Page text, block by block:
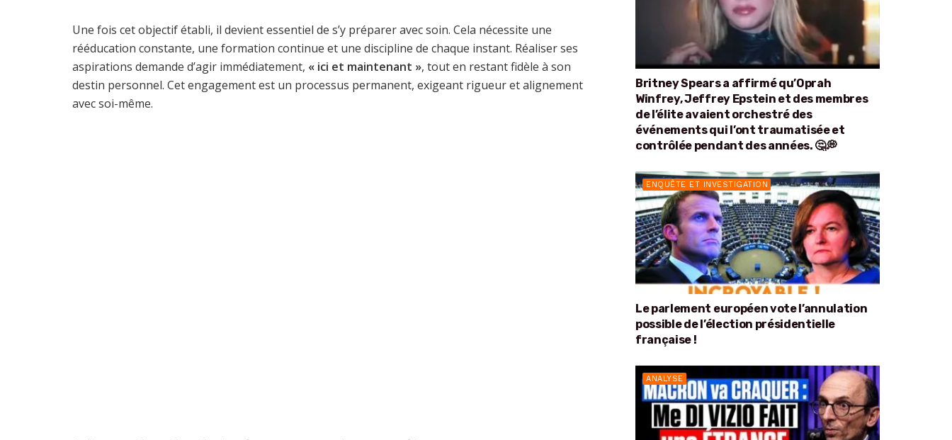
Une fois cet objectif établi, il devient essentiel de s’y préparer avec soin. Cela nécessite une
rééducation constante, une formation continue et une discipline de chaque instant. Réaliser ses
aspirations demande d’agir immédiatement, « ici et maintenant », tout en restant fidèle à son
destin personnel. Cet engagement est un processus permanent, exigeant rigueur et alignement
avec soi-même.
Britney Spears a affirmé qu’Oprah
Winfrey, Jeffrey Epstein et des membres
de l’élite avaient orchestré des
événements qui l’ont traumatisée et
contrôlée pendant des années. 🤔💭
ENQUÊTE ET INVESTIGATION
Le parlement européen vote l’annulation
possible de l’élection présidentielle
française !
ANALYSE